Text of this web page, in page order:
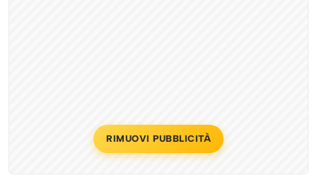
RIMUOVI PUBBLICITÀ